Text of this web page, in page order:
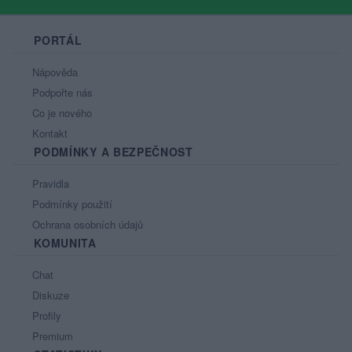
PORTÁL
Nápověda
Podpořte nás
Co je nového
Kontakt
PODMÍNKY A BEZPEČNOST
Pravidla
Podmínky použití
Ochrana osobních údajů
KOMUNITA
Chat
Diskuze
Profily
Premium